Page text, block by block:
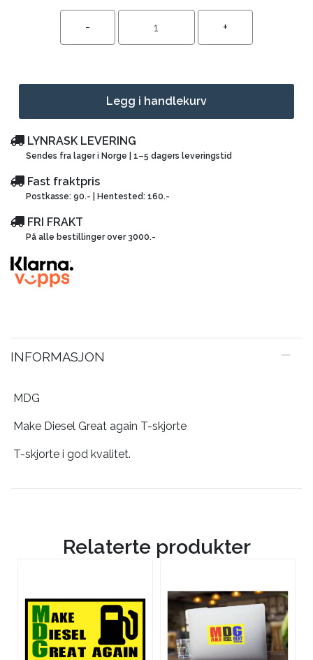
Legg i handlekurv
LYNRASK LEVERING
Sendes fra lager i Norge | 1–5 dagers leveringstid
Fast fraktpris
Postkasse: 90.- | Hentested: 160.-
FRI FRAKT
På alle bestillinger over 3000.-
INFORMASJON
MDG
Make Diesel Great again T-skjorte
T-skjorte i god kvalitet.
Relaterte produkter